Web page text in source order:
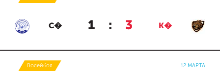
С� 1 : 3 К�
Волейбол 12 МАРТА